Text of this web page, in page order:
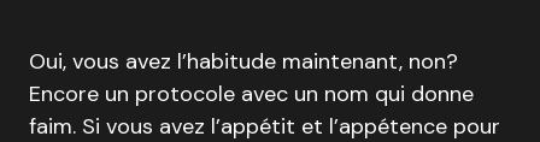
Oui, vous avez l’habitude maintenant, non?
Encore un protocole avec un nom qui donne
faim. Si vous avez l’appétit et l’appétence pour